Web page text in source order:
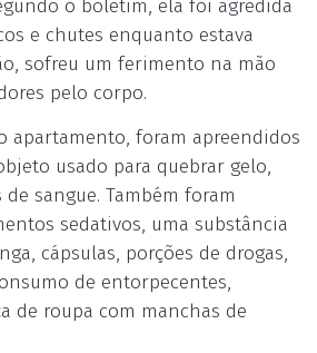
o boletim, ela foi agredida
e chutes enquanto estava
sofreu um ferimento na mão
pelo corpo.
apartamento, foram apreendidos
usado para quebrar gelo,
sangue. Também foram
sedativos, uma substância
cápsulas, porções de drogas,
de entorpecentes,
de roupa com manchas de